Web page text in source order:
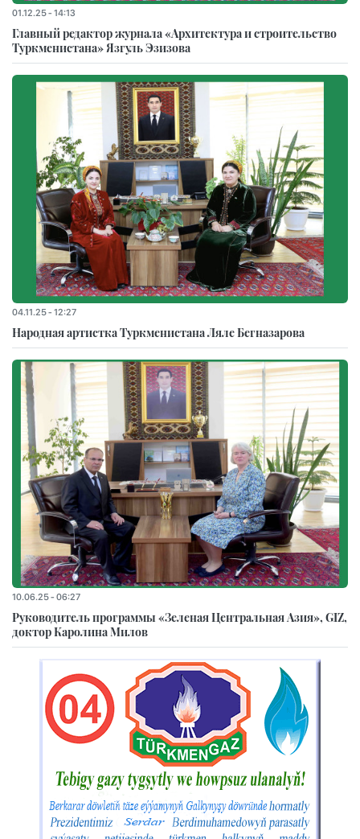
01.12.25 - 14:13
Главный редактор журнала «Архитектура и строительство
Туркменистана» Язгуль Эзизова
04.11.25 - 12:27
Народная артистка Туркменистана Ляле Бегназарова
10.06.25 - 06:27
Руководитель программы «Зеленая Центральная Азия», GIZ,
доктор Каролина Милов